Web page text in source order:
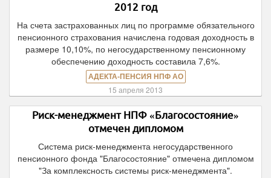
2012 год
На счета застрахованных лиц по программе обязательного
пенсионного страхования начислена годовая доходность в
размере 10,10%, по негосударственному пенсионному
обеспечению доходность составила 7,6%.
АДЕКТА-ПЕНСИЯ НПФ АО
15 апреля 2013
Риск-менеджмент НПФ «Благосостояние»
отмечен дипломом
Система риск-менеджмента негосударственного
пенсионного фонда "Благосостояние" отмечена дипломом
"За комплексность системы риск-менеджмента".